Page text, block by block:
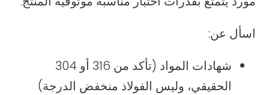
اسأل عن:
شهادات المواد (تأكد من 316 أو 304
الحقيقي، وليس الفولاذ منخفض الدرجة)